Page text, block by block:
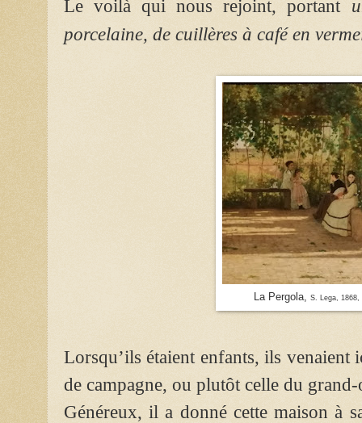
Le voilà quinous rejoint, portant
porcelaine, de cuillères à café en
La Pergola, S. Lega, 1868,
Lorsqu’ils étaient enfants, ils venaient
de campagne, ou plutôt celle du
Généreux, il a donné cette maison à